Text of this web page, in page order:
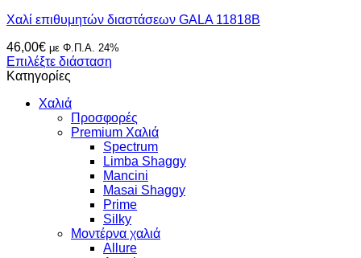
Χαλί επιθυμητών διαστάσεων GALA 11818B
46,00€ με Φ.Π.Α. 24%
Επιλέξτε διάσταση
Κατηγορίες
Χαλιά
Προσφορές
Premium Χαλιά
Spectrum
Limba Shaggy
Mancini
Masai Shaggy
Prime
Silky
Μοντέρνα χαλιά
Allure